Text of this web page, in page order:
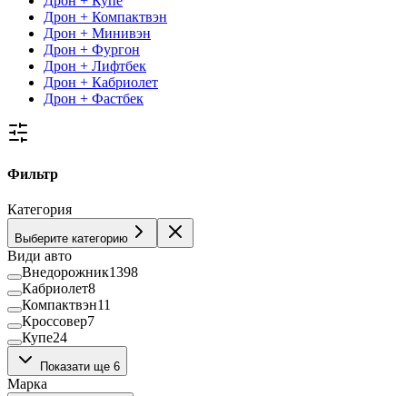
Дрон + Компактвэн
Дрон + Минивэн
Дрон + Фургон
Дрон + Лифтбек
Дрон + Кабриолет
Дрон + Фастбек
Фильтр
Категория
Выберите категорию
Види авто
Внедорожник1398
Кабриолет8
Компактвэн11
Кроссовер7
Купе24
Лифтбек
Минивэн39
Пикап
Показати ще 6
Марка